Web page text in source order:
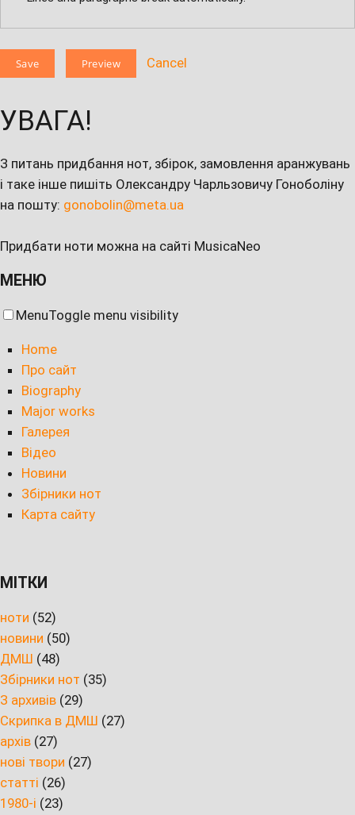
Cancel
УВАГА!
З питань придбання нот, збірок, замовлення аранжувань
і таке інше пишіть Олександру Чарльзовичу Гоноболіну
на пошту: gonobolin@meta.ua
Придбати ноти можна на сайті MusicaNeo
МЕНЮ
MenuToggle menu visibility
Home
Про сайт
Biography
Major works
Галерея
Відео
Новини
Збірники нот
Карта сайту
МІТКИ
ноти (52)
новини (50)
ДМШ (48)
Збірники нот (35)
З архивів (29)
Скрипка в ДМШ (27)
архів (27)
нові твори (27)
статті (26)
1980-і (23)